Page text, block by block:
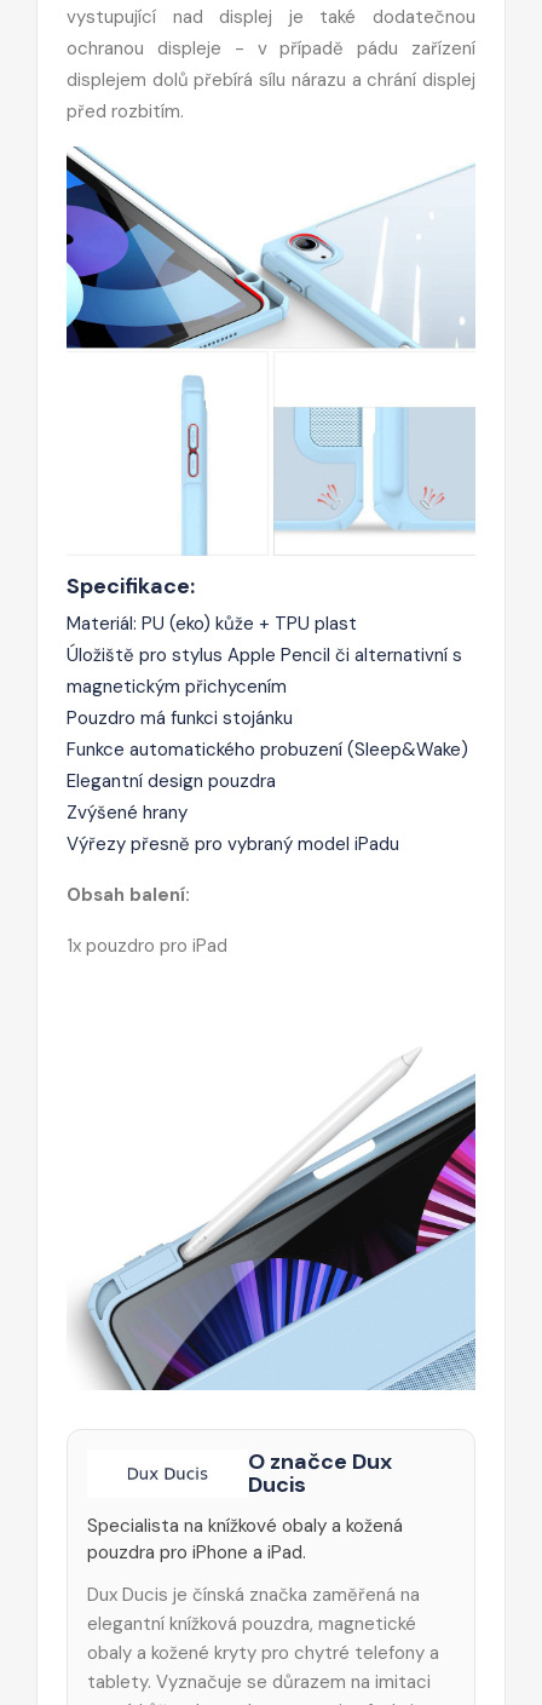
vystupující nad displej je také dodatečnou
ochranou displeje - v případě pádu zařízení
displejem dolů přebírá sílu nárazu a chrání displej
před rozbitím.
Specifikace:
Materiál: PU (eko) kůže + TPU plast
Úložiště pro stylus Apple Pencil či alternativní s
magnetickým přichycením
Pouzdro má funkci stojánku
Funkce automatického probuzení (Sleep&Wake)
Elegantní design pouzdra
Zvýšené hrany
Výřezy přesně pro vybraný model iPadu
Obsah balení:
1x pouzdro pro iPad
O značce Dux
Ducis
Specialista na knížkové obaly a kožená
pouzdra pro iPhone a iPad.
Dux Ducis je čínská značka zaměřená na
elegantní knížková pouzdra, magnetické
obaly a kožené kryty pro chytré telefony a
tablety. Vyznačuje se důrazem na imitaci